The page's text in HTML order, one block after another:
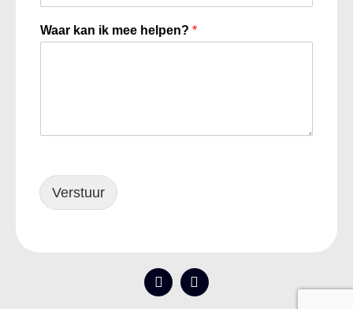
Waar kan ik mee helpen? *
Verstuur